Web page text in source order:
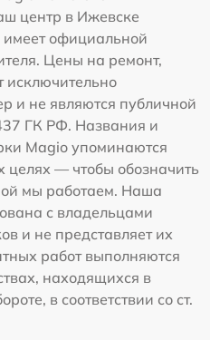
центр в Ижевске
имеет официальной
Цены на ремонт,
исключительно
и не являются публичной
ГК РФ. Названия и
Magio упоминаются
— чтобы обозначить
мы работаем. Наша
с владельцами
и не представляет их
работ выполняются
находящихся в
в соответствии со ст.